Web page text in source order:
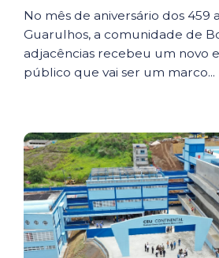
No mês de aniversário dos 459
Guarulhos, a comunidade de
adjacências recebeu um novo
público que vai ser um marco...